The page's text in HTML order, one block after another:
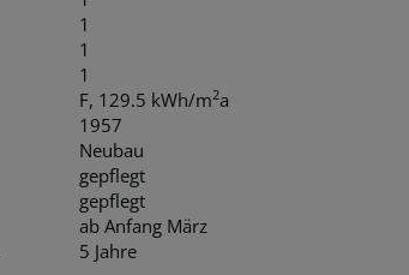
1
1
1
F, 129.5 kWh/m2a
1957
Neubau
gepflegt
gepflegt
ab Anfang März
5 Jahre